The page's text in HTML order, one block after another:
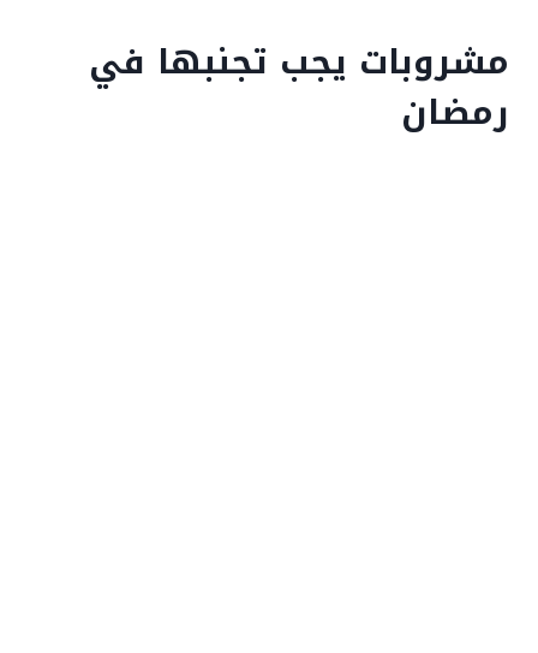
مشروبات يجب تجنبها في
رمضان